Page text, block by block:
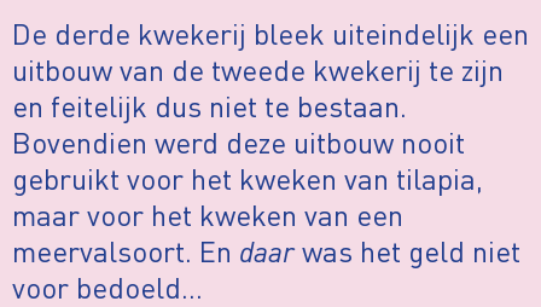
De derde kwekerij bleek uiteindelijk een
uitbouw van de tweede kwekerij te zijn
en feitelijk dus niet te bestaan.
Bovendien werd deze uitbouw nooit
gebruikt voor het kweken van tilapia,
maar voor het kweken van een
meervalsoort. En daarwas het geld niet
voor bedoeld…